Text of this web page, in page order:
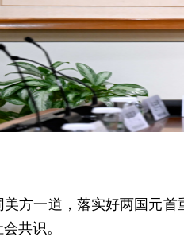
方一道，落实好两国元
共识。